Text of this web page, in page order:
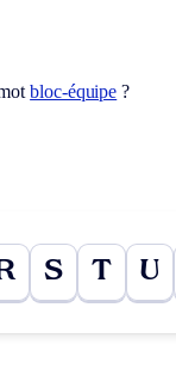
bloc-équipe ?
S T U